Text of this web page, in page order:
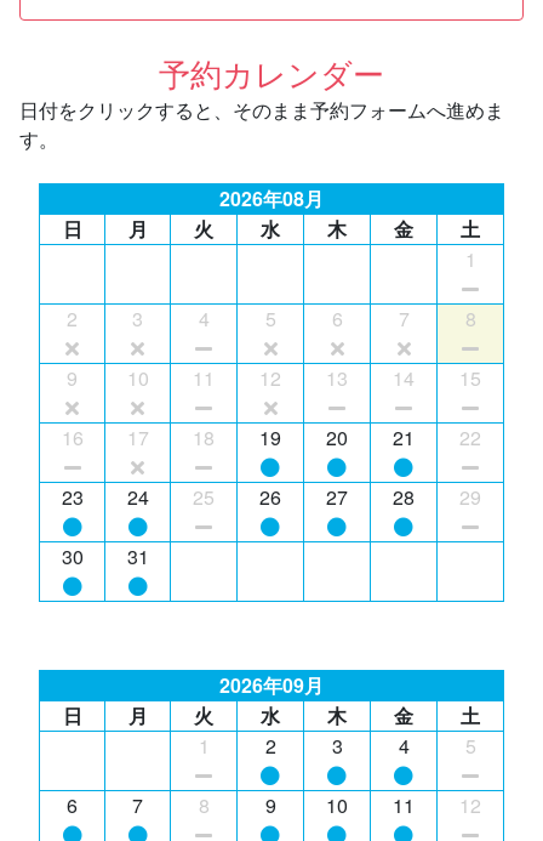
予約カレンダー
日付をクリックすると、そのまま予約フォームへ進めま
す。
2026年08月
日
月 火 水 木 金
土
1
2 3 4 5 6 7 8
9 10 11 12 13 14 15
16 17 18 19 20 21 22
23 24 25 26 27 28 29
30 31
2026年09月
日
月 火 水 木 金
土
1
2 3 4 5
6 7 8 9 10 11 12